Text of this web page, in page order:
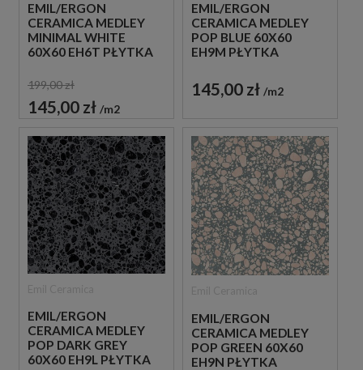
EMIL/ERGON
CERAMICA MEDLEY
MINIMAL WHITE
60X60 EH6T PŁYTKA
199,00 zł
145,00 zł m2
EMIL/ERGON
CERAMICA MEDLEY
POP BLUE 60X60
EH9M PŁYTKA
145,00 zł m2
EMIL/ERGON
CERAMICA MEDLEY
POP DARK GREY
60X60 EH9L PŁYTKA
EMIL/ERGON
CERAMICA MEDLEY
POP GREEN 60X60
EH9N PŁYTKA